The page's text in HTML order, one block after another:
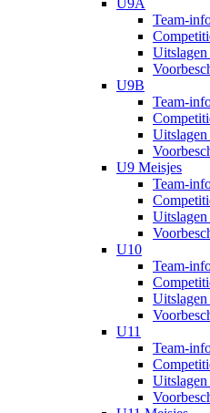
U9A
Team-
U9B
Team-
U9 Meisjes
Team-
U10
Team-
U11
Team-